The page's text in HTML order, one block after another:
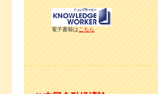
電子書籍は こちら